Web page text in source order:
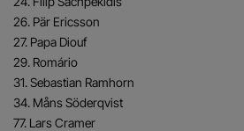
26. Pär Ericsson
27. Papa Diouf
29. Romário
31. Sebastian Ramhorn
34. Måns Söderqvist
77. Lars Cramer